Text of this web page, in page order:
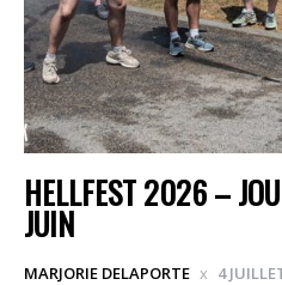
HELLFEST 2026 –
JUIN
MARJORIE DELAPORTE 4